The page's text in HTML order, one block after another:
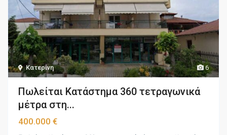
6
Κατερίνη
Πωλείται Κατάστημα 360 τετραγωνικά
μέτρα στη...
400.000 €